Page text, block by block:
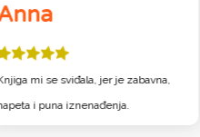
mi se sviđala, jer je zabavna,
i puna iznenađenja.